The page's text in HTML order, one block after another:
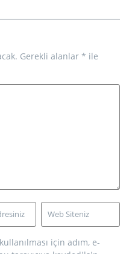
Gerekli alanlar * ile
için adım, e-